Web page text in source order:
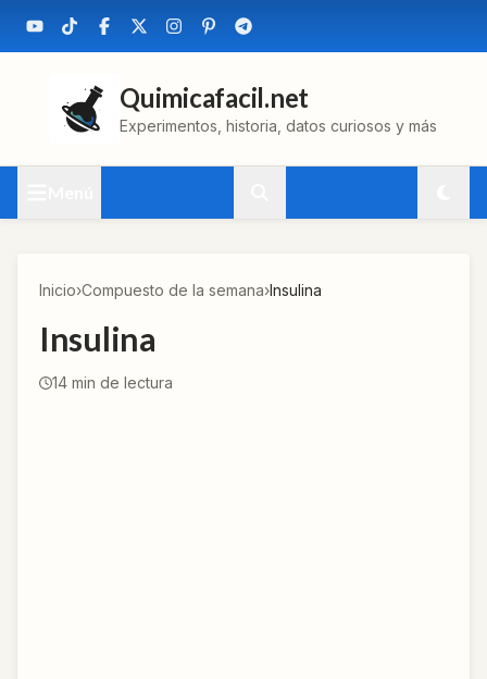
Quimicafacil.net
Experimentos, historia, datos curiosos y más
Inicio›Compuesto de la semana›Insulina
Insulina
14 min de lectura